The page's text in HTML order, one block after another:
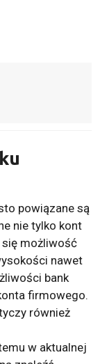
powiązane są
nie tylko kont
możliwość
nawet
bank
firmowego.
również
w aktualnej